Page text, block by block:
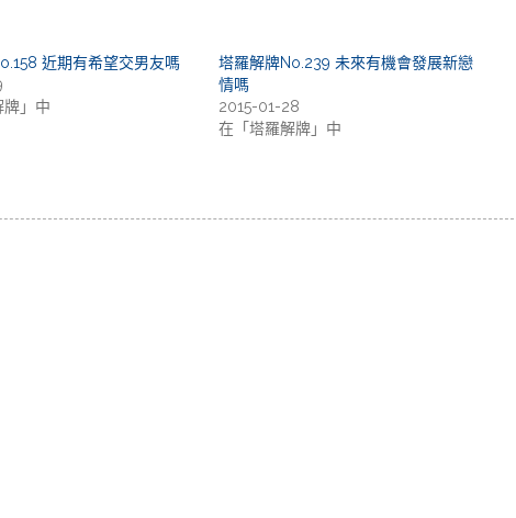
近期有希望交男友嗎
牌」中
塔羅解牌No.239 未來有機會發展新戀
情嗎
2015-01-28
在「塔羅解牌」中